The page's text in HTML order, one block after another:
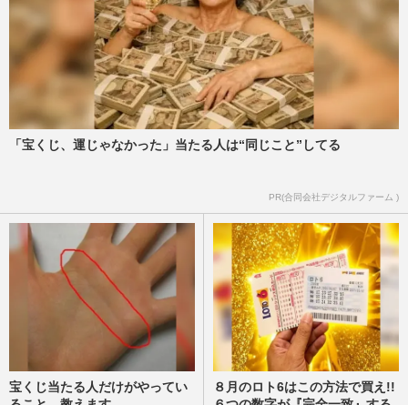
「宝くじ、運じゃなかった」当たる人は“同じこと”してる
PR(合同会社デジタルファーム )
宝くじ当たる人だけがやってい
８月のロト6はこの方法で買え!!